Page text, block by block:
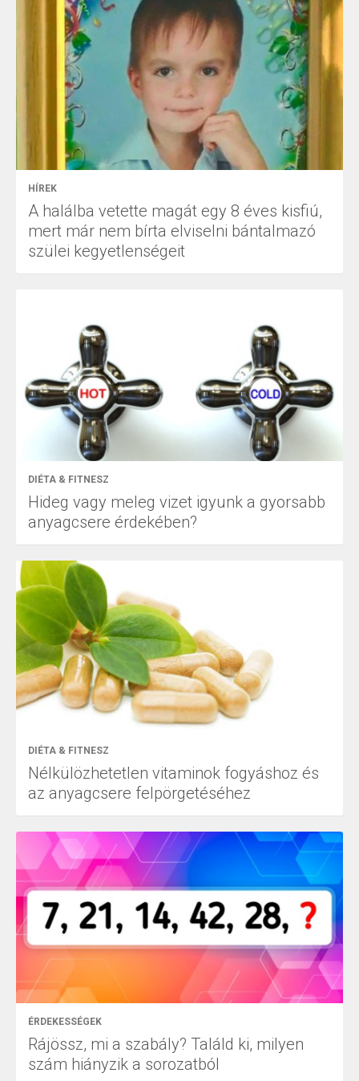
HÍREK
A halálba vetette magát egy 8 éves kisfiú,
mert már nem bírta elviselni bántalmazó
szülei kegyetlenségeit
DIÉTA & FITNESZ
Hideg vagy meleg vizet igyunk a gyorsabb
anyagcsere érdekében?
DIÉTA & FITNESZ
Nélkülözhetetlen vitaminok fogyáshoz és
az anyagcsere felpörgetéséhez
ÉRDEKESSÉGEK
Rájössz, mi a szabály? Találd ki, milyen
szám hiányzik a sorozatból